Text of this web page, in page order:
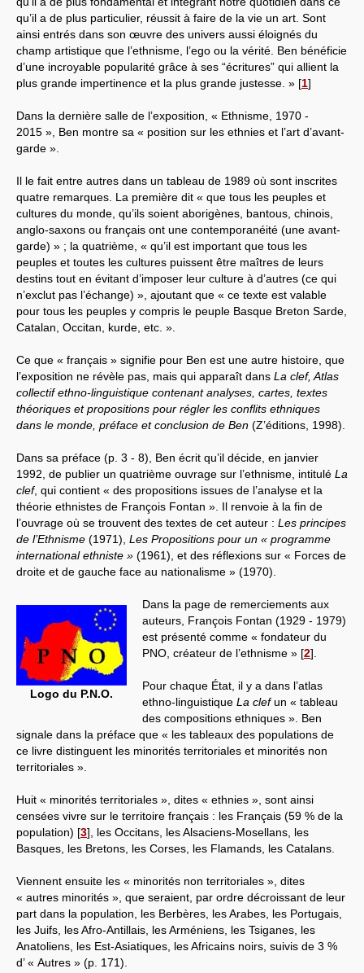
qu’il a de plus particulier, réussit à faire de la vie un art. Sont
ainsi entrés dans son œuvre des univers aussi éloignés du
champ artistique que l’ethnisme, l’ego ou la vérité. Ben bénéficie
d’une incroyable popularité grâce à ses “écritures” qui allient la
plus grande impertinence et la plus grande justesse. » [1]
Dans la dernière salle de l’exposition, « Ethnisme, 1970 -
2015 », Ben montre sa « position sur les ethnies et l’art d’avant-
garde ».
Il le fait entre autres dans un tableau de 1989 où sont inscrites
quatre remarques. La première dit « que tous les peuples et
cultures du monde, qu’ils soient aborigènes, bantous, chinois,
anglo-saxons ou français ont une contemporanéité (une avant-
garde) » ; la quatrième, « qu’il est important que tous les
peuples et toutes les cultures puissent être maîtres de leurs
destins tout en évitant d’imposer leur culture à d’autres (ce qui
n’exclut pas l’échange) », ajoutant que « ce texte est valable
pour tous les peuples y compris le peuple Basque Breton Sarde,
Catalan, Occitan, kurde, etc. ».
Ce que « français » signifie pour Ben est une autre histoire, que
l’exposition ne révèle pas, mais qui apparaît dans La clef, Atlas
collectif ethno-linguistique contenant analyses, cartes, textes
théoriques et propositions pour régler les conflits ethniques
dans le monde, préface et conclusion de Ben (Z’éditions, 1998).
Dans sa préface (p. 3 - 8), Ben écrit qu’il décide, en janvier
1992, de publier un quatrième ouvrage sur l’ethnisme, intitulé La
clef, qui contient « des propositions issues de l’analyse et la
théorie ethnistes de François Fontan ». Il renvoie à la fin de
l’ouvrage où se trouvent des textes de cet auteur : Les principes
de l’Ethnisme (1971), Les Propositions pour un « programme
international ethniste » (1961), et des réflexions sur « Forces de
droite et de gauche face au nationalisme » (1970).
Logo du P.N.O.
Dans la page de remerciements aux
auteurs, François Fontan (1929 - 1979)
est présenté comme « fondateur du
PNO, créateur de l’ethnisme » [2]
Pour chaque État, il y a dans l’atlas
ethno-linguistique La clefun « tableau
des compositions ethniques ». Ben
signale dans la préface que « les tableaux des populations de
ce livre distinguent les minorités territoriales et minorités non
territoriales ».
Huit « minorités territoriales », dites « ethnies », sont ainsi
censées vivre sur le territoire français : les Français (59 % de la
population) [3] , les Occitans, les Alsaciens-Mosellans, les
Basques, les Bretons, les Corses, les Flamands, les Catalans.
Viennent ensuite les « minorités non territoriales », dites
« autres minorités », que seraient, par ordre décroissant de leur
part dans la population, les Berbères, les Arabes, les Portugais,
les Juifs, les Afro-Antillais, les Arméniens, les Tsiganes, les
Anatoliens, les Est-Asiatiques, les Africains noirs, suivis de 3 %
d’ « Autres » (p. 171).